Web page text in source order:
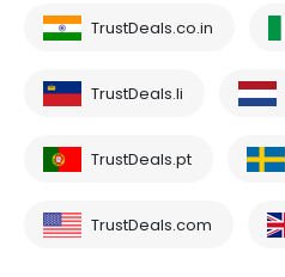
TrustDeals.co.in
TrustDeals.li
TrustDeals.pt
TrustDeals.com